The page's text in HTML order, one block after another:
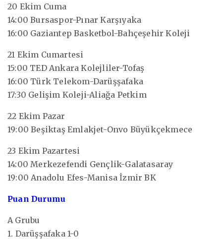
20 Ekim Cuma
14:00 Bursaspor-Pınar Karşıyaka
16:00 Gaziantep Basketbol-Bahçeşehir Koleji
21 Ekim Cumartesi
15:00 TED Ankara Kolejliler-Tofaş
16:00 Türk Telekom-Darüşşafaka
17:30 Gelişim Koleji-Aliağa Petkim
22 Ekim Pazar
19:00 Beşiktaş Emlakjet-Onvo Büyükçekmece
23 Ekim Pazartesi
14:00 Merkezefendi Gençlik-Galatasaray
19:00 Anadolu Efes-Manisa İzmir BK
Puan Durumu
A Grubu
1. Darüşşafaka 1-0